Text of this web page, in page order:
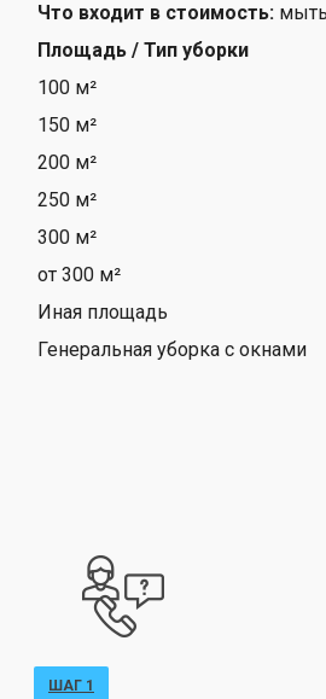
Что входит в стоимость:
Площадь / Тип уборки
100 м²
150 м²
200 м²
250 м²
300 м²
от 300 м²
Иная площадь
Генеральная уборка с окнами
ШАГ 1